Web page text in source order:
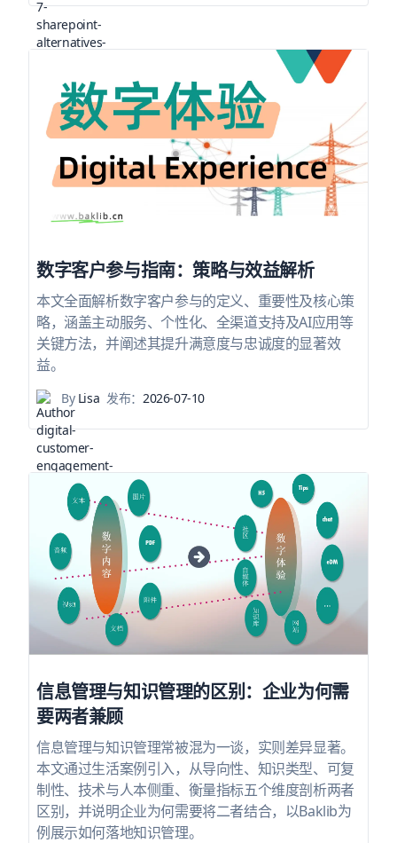
数字客户参与指南：策略与效益解析
本文全面解析数字客户参与的定义、重要性及核心策
略，涵盖主动服务、个性化、全渠道支持及AI应用等
关键方法，并阐述其提升满意度与忠诚度的显著效
益。
ByLisa 发布：2026-07-10
信息管理与知识管理的区别：企业为何需
要两者兼顾
信息管理与知识管理常被混为一谈，实则差异显著。
本文通过生活案例引入，从导向性、知识类型、可复
制性、技术与人本侧重、衡量指标五个维度剖析两者
区别，并说明企业为何需要将二者结合，以Baklib为
例展示如何落地知识管理。